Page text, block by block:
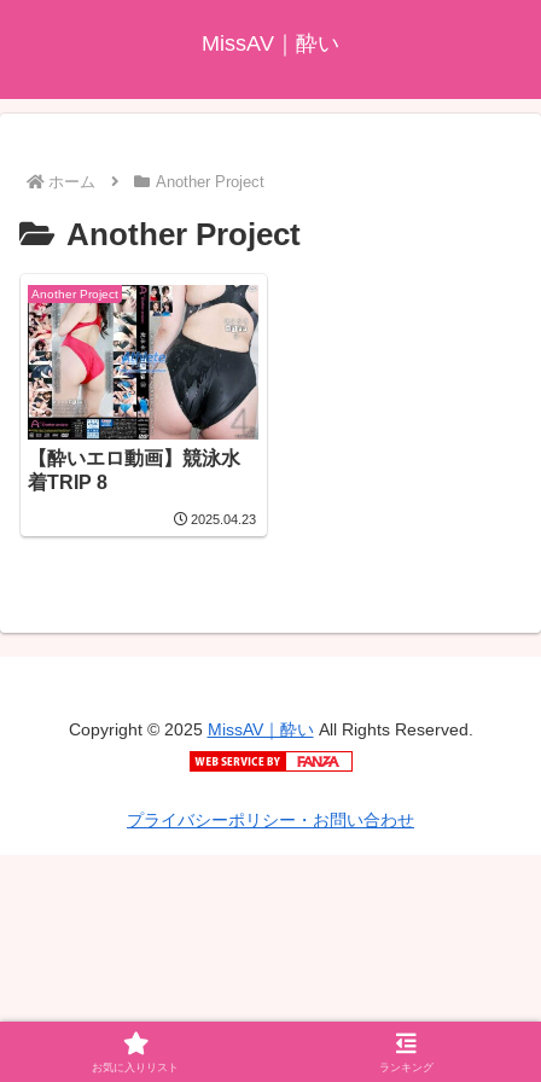
MissAV｜酔い
ホーム Another Project
Another Project
Another Project
【酔いエロ動画】競泳水
着TRIP 8
2025.04.23
Copyright © 2025 MissAV｜酔いAll Rights Reserved.
プライバシーポリシー・お問い合わせ
お気に入りリスト ランキング